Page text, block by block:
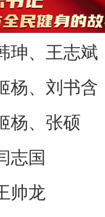
、王志斌
、刘书含
、张硕
国
龙
落实 一纸欠